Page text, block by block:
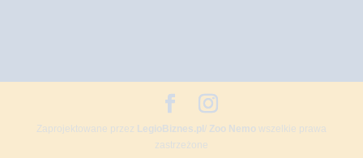
Zaprojektowane przez LegioBiznes.pl/ Zoo Nemowszelkie prawa
zastrzeżone